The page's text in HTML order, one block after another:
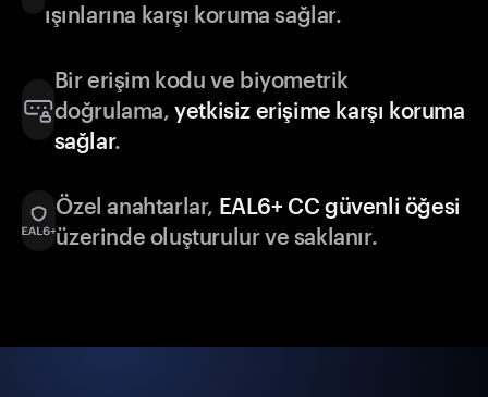
ışınlarına karşı koruma sağlar.
Bir erişim kodu ve biyometrik
doğrulama,yetkisiz erişime karşı koruma
sağlar.
Özel anahtarlar, EAL6+ CC güvenli öğesi
üzerinde oluşturulur ve saklanır.